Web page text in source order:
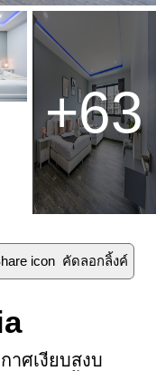
+63
คัดลอกลิ้งค์
าศเงียบสงบ